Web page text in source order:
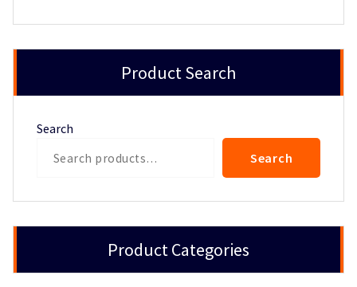
Product Search
Search
Search
Product Categories